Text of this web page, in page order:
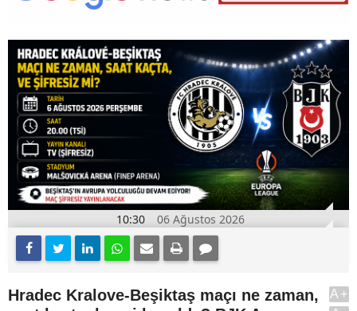
10:30 06 Ağustos 2026
Hradec Kralove-Beşiktaş maçı ne zaman,
A+